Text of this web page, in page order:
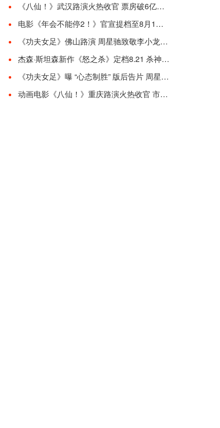
《八仙！》武汉路演火热收官 票房破6亿观众热情高涨
电影《年会不能停2！》官宣提档至8月1日 爆笑狂欢提前加载请接收
《功夫女足》佛山路演 周星驰致敬李小龙并诠释功夫精神内核
杰森·斯坦森新作《怒之杀》定档8.21 杀神回归解恨复仇全球同步开杀
《功夫女足》曝 “心态制胜” 版后告片 周星驰路演畅谈影片里的民族勇气
动画电影《八仙！》重庆路演火热收官 市井烟火气圈粉山城观众